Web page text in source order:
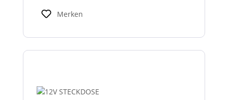
Merken